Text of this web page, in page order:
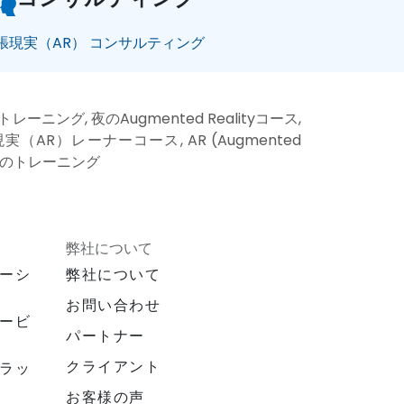
現実（AR） コンサルティング
レーニング, 夜のAugmented Realityコース,
（AR）レーナーコース, AR (Augmented
トレーニング
シ
ビ
ッ
弊社について
弊社について
お問い合わせ
パートナー
クライアント
お客様の声